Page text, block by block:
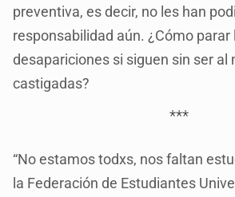
preventiva, es decir, no les han
responsabilidad aún. ¿Cómo parar
desapariciones si siguen sin ser al
castigadas?
***
“No estamos todxs, nos faltan
la Federación de Estudiantes